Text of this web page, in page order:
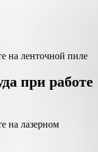
при работе